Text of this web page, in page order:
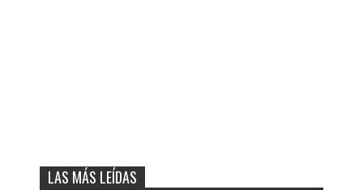
LAS MÁS LEÍDAS